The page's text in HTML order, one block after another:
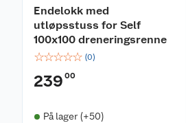
Endelokk med
utløpsstuss for Self
100x100 dreneringsrenne
☆☆☆☆☆ (0)
239 00
På lager (+50)